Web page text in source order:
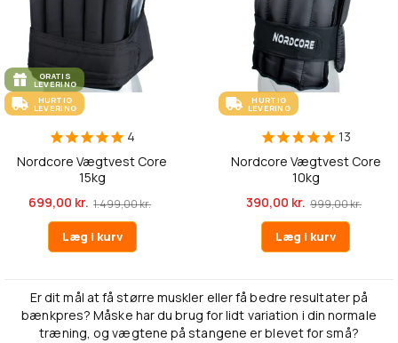
GRATIS
LEVERING
HURTIG
LEVERING
4
Nordcore Vægtvest Core
15kg
699,00 kr. 1.499,00 kr.
Læg i kurv
HURTIG
LEVERING
13
Nordcore Vægtvest Core
10kg
390,00 kr. 999,00 kr.
Læg i kurv
Er dit mål at få større muskler eller få bedre resultater på
bænkpres? Måske har du brug for lidt variation i din normale
træning, og vægtene på stangene er blevet for små?